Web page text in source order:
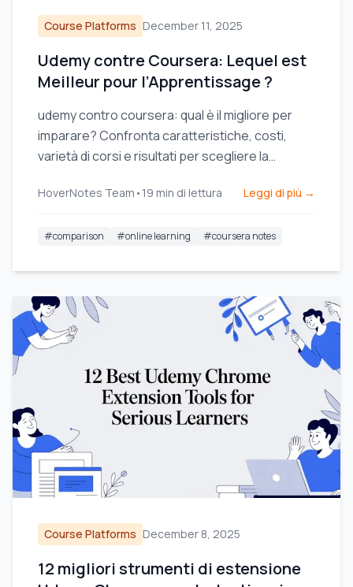
Course Platforms December 11, 2025
Udemy contre Coursera: Lequel est
Meilleur pour l’Apprentissage ?
udemy contro coursera: qual è il migliore per
imparare? Confronta caratteristiche, costi,
varietà di corsi e risultati per scegliere la
HoverNotes Team • 19 min di lettura Leggi di più →
#comparison #online learning #coursera notes
Course Platforms December 8, 2025
12 migliori strumenti di estensione